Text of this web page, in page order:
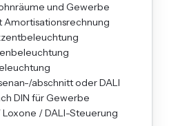
und Gewerbe
Amortisationsrechnung
abschnitt oder DALI
DIN für Gewerbe
/ DALI-Steuerung